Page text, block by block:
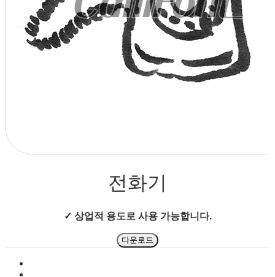
상점으로 돌아가기
전화기
✓ 상업적 용도로 사용 가능합니다.
다운로드